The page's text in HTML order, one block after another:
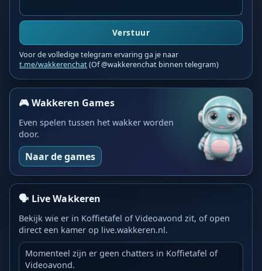
Verstuur
Voor de volledige telegram ervaring ga je naar
t.me/wakkerenchat(Of @wakkerenchat binnen telegram)
🎮 Wakkeren Games
Even spelen tussen het wakker worden
door.
Naar de games
🗣️ Live Wakkeren
Bekijk wie er in Koffietafel of Videoavond zit, of open
direct een kamer op live.wakkeren.nl.
Momenteel zijn er geen chatters in Koffietafel of
Videoavond.